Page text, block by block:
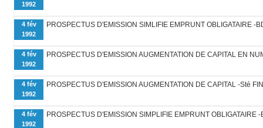
1992
4 fév
1992
PROSPECTUS D'EMISSION SIMLIFIE EMPRUNT OBLIGATAIRE -
4 fév
1992
PROSPECTUS D'EMISSION AUGMENTATION DE CAPITAL EN
4 fév
1992
PROSPECTUS D'EMISSION AUGMENTATION DE CAPITAL -Sté
4 fév
1992
PROSPECTUS D'EMISSION SIMPLIFIE EMPRUNT OBLIGATAIRE